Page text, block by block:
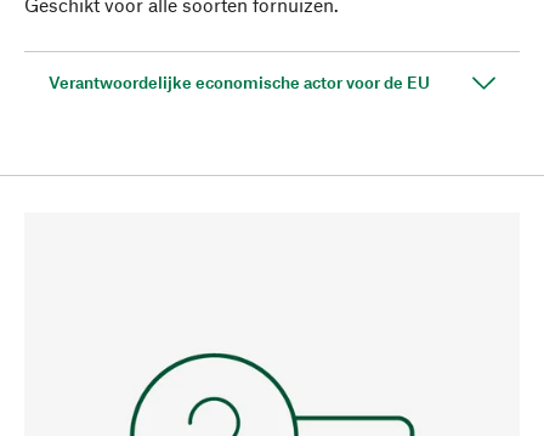
Verantwoordelijke economische actor voor de EU